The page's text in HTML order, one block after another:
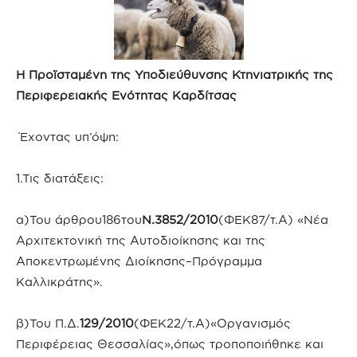
Η Προϊσταμένη της Υποδιεύθυνσης Κτηνιατρικής της
Περιφερειακής Ενότητας Καρδίτσας
Έχοντας υπ’όψη:
1.Τις διατάξεις:
α)Του άρθρου186τουΝ.3852/2010(ΦΕΚ87/τ.Α) «Νέα
Αρχιτεκτονική της Αυτοδιοίκησης και της
Αποκεντρωμένης Διοίκησης–Πρόγραμμα
Καλλικράτης».
β)Του Π.Δ.129/2010(ΦΕΚ22/τ.Α)«Οργανισμός
Περιφέρειας Θεσσαλίας»,όπως τροποποιήθηκε και